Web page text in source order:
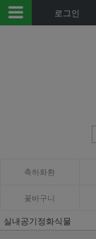
로그인
축하화환
꽃바구니
실내공기정화식물